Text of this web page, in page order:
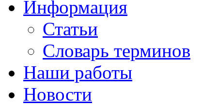
Информация
Статьи
Словарь терминов
Наши работы
Новости